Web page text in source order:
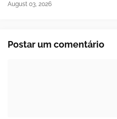
August 03, 2026
Postar um comentário